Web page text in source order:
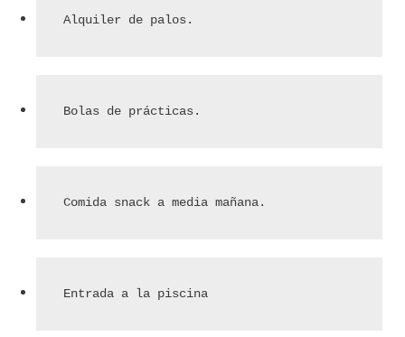
Alquiler de palos.
Bolas de prácticas.
Comida snack a media mañana.
Entrada a la piscina